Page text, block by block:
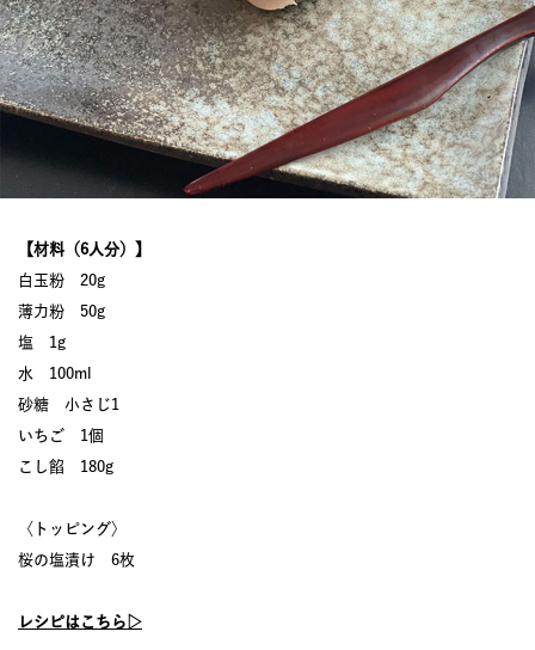
【材料（6人分）】
白玉粉 20g
薄力粉 50g
塩 1g
水 100ml
砂糖 小さじ1
いちご 1個
こし餡 180g
〈トッピング〉
桜の塩漬け 6枚
レシピはこちら▷